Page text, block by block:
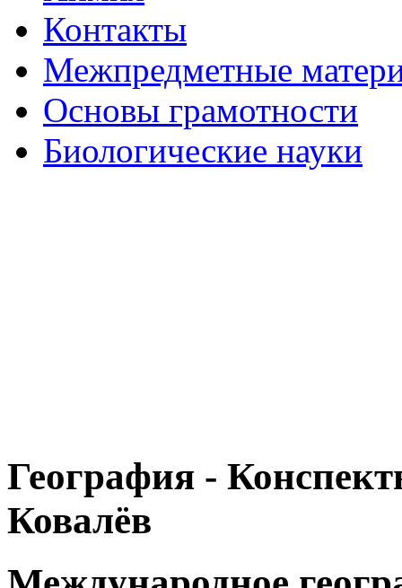
Контакты
Межпредметные
Основы грамотности
Биологические науки
География -
Ковалёв